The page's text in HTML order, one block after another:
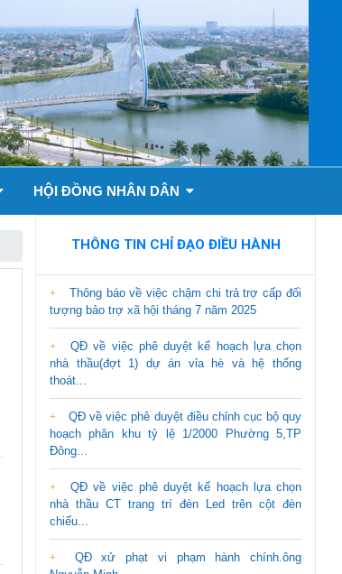
HỘI ĐỒNG NHÂN DÂN
THÔNG TIN CHỈ ĐẠO ĐIỀU HÀNH
Thông báo về việc chậm chi trả trợ cấp đối
tượng bảo trợ xã hội tháng 7 năm 2025
QĐ về việc phê duyệt kế hoạch lựa chọn
nhà thầu(đợt 1) dự án vỉa hè và hệ thống
thoát...
QĐ về việc phê duyệt điều chỉnh cục bộ quy
hoạch phân khu tỷ lệ 1/2000 Phường 5,TP
Đông...
QĐ về việc phê duyệt kế hoạch lựa chọn
nhà thầu CT trang trí đèn Led trên cột đèn
chiếu...
QĐ xử phạt vi phạm hành chính.ông